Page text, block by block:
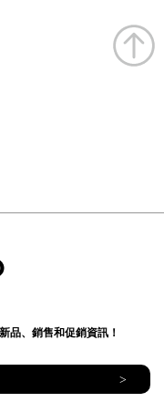
品、銷售和促銷資訊！
>